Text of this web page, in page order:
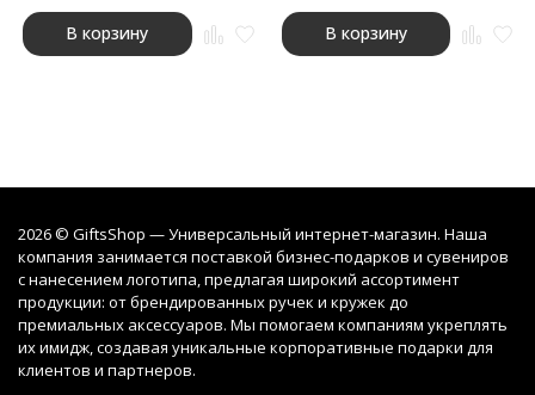
В корзину В корзину
2026 © GiftsShop — Универсальный интернет-магазин. Наша
компания занимается поставкой бизнес-подарков и сувениров
с нанесением логотипа, предлагая широкий ассортимент
продукции: от брендированных ручек и кружек до
премиальных аксессуаров. Мы помогаем компаниям укреплять
их имидж, создавая уникальные корпоративные подарки для
клиентов и партнеров.